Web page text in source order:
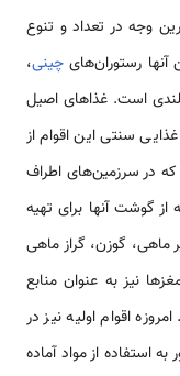
وجه در تعداد و تنوع
رستوران‌های چینی،
است. غذاهای اصیل
سنتی این اقوام از
در سرزمین‌های اطراف
گوشت آنها برای تهیه
ماهی، گوزن، گراز ماهی
نیز به عنوان منابع
اقوام اولیه نیز در
استفاده از مواد آماده